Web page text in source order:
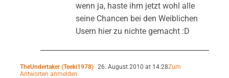
wenn ja, haste ihm jetzt wohl alle
seine Chancen bei den Weiblichen
Usern hier zu nichte gemacht :D
TheUndertaker (Teeki1978) 26. August 2010 at 14:28Zum
Antworten anmelden